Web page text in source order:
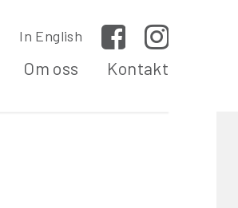
In English Facebook
Om oss Kontakt